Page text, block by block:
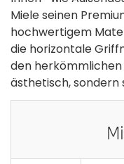
Miele seinen
hochwertigem
die horizontale
den
ästhetisch, sondern